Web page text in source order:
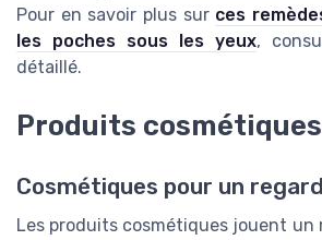
Pour en savoir plus sur ces
les poches sous les yeux,
détaillé.
Produits
Cosmétiques pour un
Les produits cosmétiques jouent un